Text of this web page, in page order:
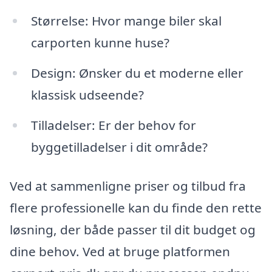
Størrelse: Hvor mange biler skal
carporten kunne huse?
Design: Ønsker du et moderne eller
klassisk udseende?
Tilladelser: Er der behov for
byggetilladelser i dit område?
Ved at sammenligne priser og tilbud fra
flere professionelle kan du finde den rette
løsning, der både passer til dit budget og
dine behov. Ved at bruge platformen